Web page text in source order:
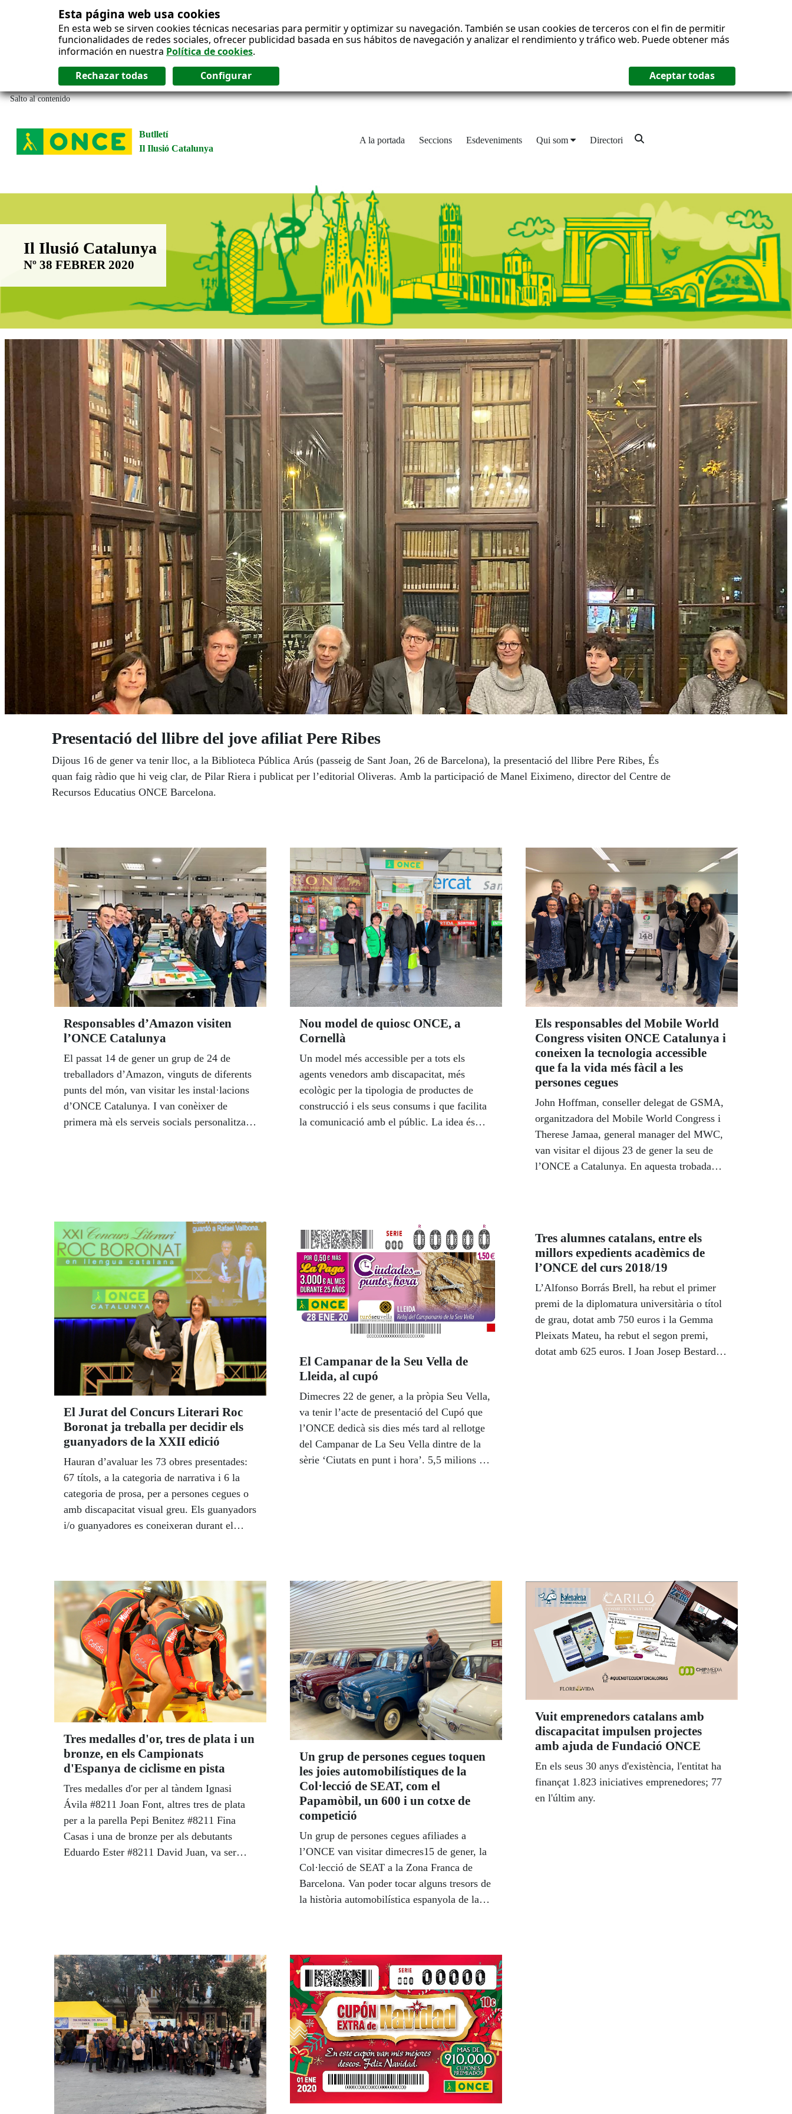
Esta página web usa cookies
En esta web se sirven cookies técnicas necesarias para permitir y optimizar su navegación. También se usan cookies de terceros con el fin de permitir
funcionalidades de redes sociales, ofrecer publicidad basada en sus hábitos de navegación y analizar el rendimiento y tráfico web. Puede obtener más
información en nuestra Política de cookies.
Salto al contenido
Butlletí
Il Ilusió Catalunya
A la portada Seccions Esdeveniments Qui som Directori
Boletín Il·lusió Catalunya
Il Ilusió Catalunya
Nº 38 FEBRER 2020
Presentació del llibre del jove afiliat Pere Ribes
Dijous 16 de gener va tenir lloc, a la Biblioteca Pública Arús (passeig de Sant Joan, 26 de Barcelona), la presentació del llibre Pere Ribes, És
quan faig ràdio que hi veig clar, de Pilar Riera i publicat per l’editorial Oliveras. Amb la participació de Manel Eiximeno, director del Centre de
Recursos Educatius ONCE Barcelona.
Responsables d’Amazon visiten
l’ONCE Catalunya
El passat 14 de gener un grup de 24 de
treballadors d’Amazon, vinguts de diferents
punts del món, van visitar les instal·lacions
d’ONCE Catalunya. I van conèixer de
primera mà els serveis socials personalitzats
Nou model de quiosc ONCE, a
Cornellà
Un model més accessible per a tots els
agents venedors amb discapacitat, més
ecològic per la tipologia de productes de
construcció i els seus consums i que facilita
la comunicació amb el públic. La idea és
l’Organització, María de Guia Burón.
Els responsables del Mobile World
Congress visiten ONCE Catalunya i
coneixen la tecnologia accessible
que fa la vida més fàcil a les
persones cegues
John Hoffman, conseller delegat de GSMA,
organitzadora del Mobile World Congress i
Therese Jamaa, general manager del MWC,
van visitar el dijous 23 de gener la seu de
l’ONCE a Catalunya. En aquesta trobada
accessibles fan més fàcil la vida de les
persones cegues. I ho van fer de la mà d'en
alumnes cecs amb els què van interactuar
amb el seu Instagram i el seu WhatsApp
mitjançant la síntesis de veu i una línia
Braille.
El Jurat del Concurs Literari Roc
Boronat ja treballa per decidir els
guanyadors de la XXII edició
Hauran d’avaluar les 73 obres presentades:
67 títols, a la categoria de narrativa i 6 la
categoria de prosa, per a persones cegues o
amb discapacitat visual greu. Els guanyadors
i/o guanyadores es coneixeran durant el
El Campanar de la Seu Vella de
Lleida, al cupó
Dimecres 22 de gener, a la pròpia Seu Vella,
va tenir l’acte de presentació del Cupó que
l’ONCE dedicà sis dies més tard al rellotge
del Campanar de La Seu Vella dintre de la
sèrie ‘Ciutats en punt i hora’. 5,5 milions de
Tres alumnes catalans, entre els
millors expedients acadèmics de
l’ONCE del curs 2018/19
L’Alfonso Borrás Brell, ha rebut el primer
premi de la diplomatura universitària o títol
de grau, dotat amb 750 euros i la Gemma
Pleixats Mateu, ha rebut el segon premi,
dotat amb 625 euros. I Joan Josep Bestard
Tres medalles d'or, tres de plata i un
bronze, en els Campionats
d'Espanya de ciclisme en pista
Tres medalles d'or per al tàndem Ignasi
Ávila #8211 Joan Font, altres tres de plata
per a la parella Pepi Benitez #8211 Fina
Casas i una de bronze per als debutants
Eduardo Ester #8211 David Juan, va ser
Un grup de persones cegues toquen
les joies automobilístiques de la
Col·lecció de SEAT, com el
Papamòbil, un 600 i un cotxe de
competició
Un grup de persones cegues afiliades a
l’ONCE van visitar dimecres15 de gener, la
Col·lecció de SEAT a la Zona Franca de
Barcelona. Van poder tocar alguns tresors de
la història automobilística espanyola de la
600 i el 1.400. També altres cotxes clàssics
com el Panda o els models amb noms de
ciutats, com el Toledo, l'Ibiza o el Leon.
Vuit emprenedors catalans amb
discapacitat impulsen projectes
amb ajuda de Fundació ONCE
En els seus 30 anys d'existència, l'entitat ha
finançat 1.823 iniciatives emprenedores; 77
en l'últim any.